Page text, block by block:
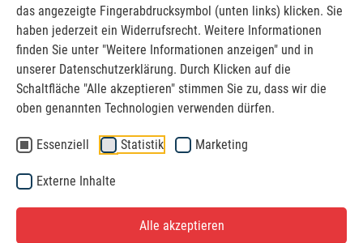
das angezeigte Fingerabdrucksymbol (unten links) klicken. Sie
haben jederzeit ein Widerrufsrecht. Weitere Informationen
finden Sie unter "Weitere Informationen anzeigen" und in
unserer Datenschutzerklärung. Durch Klicken auf die
Schaltfläche "Alle akzeptieren" stimmen Sie zu, dass wir die
oben genannten Technologien verwenden dürfen.
Essenziell Statistik Marketing
Externe Inhalte
Alle akzeptieren
MINDA News